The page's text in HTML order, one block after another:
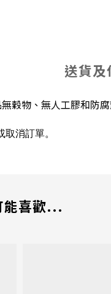
送貨及
穀物、無人工膠和防
消訂單。
能喜歡...